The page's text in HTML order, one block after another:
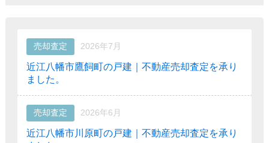
売却査定 2026年7月
近江八幡市鷹飼町の戸建｜不動産売却査定を承り
ました。
売却査定 2026年6月
近江八幡市川原町の戸建｜不動産売却査定を承り